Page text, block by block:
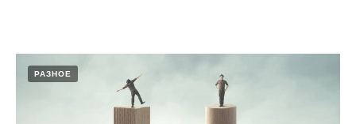
РАЗНОЕ